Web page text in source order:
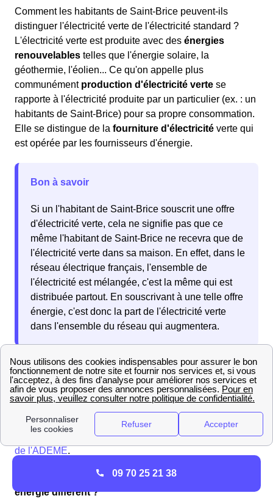
Comment les habitants de Saint-Brice peuvent-ils
distinguer l'électricité verte de l'électricité standard ?
L'électricité verte est produite avec des énergies
renouvelables telles que l'énergie solaire, la
géothermie, l'éolien... Ce qu'on appelle plus
communément production d'électricité verte se
rapporte à l'électricité produite par un particulier (ex. : un
habitants de Saint-Brice) pour sa propre consommation.
Elle se distingue de la fourniture d'électricité verte qui
est opérée par les fournisseurs d'énergie.
Bon à savoir
Si un l'habitant de Saint-Brice souscrit une offre
d'électricité verte, cela ne signifie pas que ce
même l'habitant de Saint-Brice ne recevra que de
l'électricité verte dans sa maison. En effet, dans le
réseau électrique français, l'ensemble de
l'électricité est mélangée, c'est la même qui est
distribuée partout. En souscrivant à une telle offre
énergie, c'est donc la part de l'électricité verte
dans l'ensemble du réseau qui augmentera.
Quelle est la source d'énergie renouvelable
dominante à Saint-Brice ? À Saint-Brice, la source
principale est l'énergie solaire qui représente 100.0 %
Si vous souhaitez en savoir plus, rendez-vous surle site
de l'ADEME.
Pourquoi les habitants à Saint-Brice ont un budget
énergie différent ?
09 70 25 21 38